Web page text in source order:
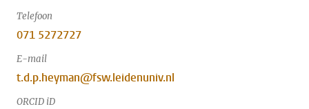
Telefoon
071 5272727
E-mail
t.d.p.heyman@fsw.leidenuniv.nl
ORCID iD